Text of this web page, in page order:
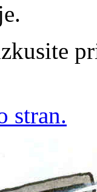
stran.